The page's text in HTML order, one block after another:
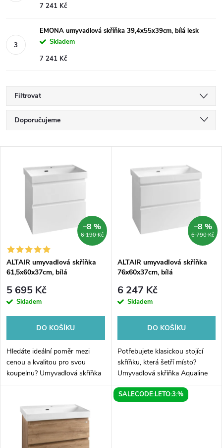
7 241 Kč
EMONA umyvadlová skříňka 39,4x55x39cm, bílá lesk
Skladem
7 241 Kč
Filtrovat
Ř
a
í
p
r
o
d
u
Doporučujeme
Nejprodávanější
s
p
r
d
u
6 190 Kč
–8 %
ALTAIR umyvadlová skříňka
61,5x60x37cm, bílá
5 695 Kč
Skladem
DO KOŠÍKU
Hledáte ideální poměr mezi
cenou a kvalitou pro svou
koupelnu? Umyvadlová skříňka
Aqualine ALTAIR v zářivě bílém
využití prostoru. S hloubkou...
6 790 Kč
–8 %
ALTAIR umyvadlová skříňka
76x60x37cm, bílá
6 247 Kč
Skladem
DO KOŠÍKU
Potřebujete klasickou stojící
skříňku, která šetří místo?
Umyvadlová skříňka Aqualine
ALTAIR o výšce 76 cm je
ideálním řešením do koupelen,
SALECODE:LETO:3:%